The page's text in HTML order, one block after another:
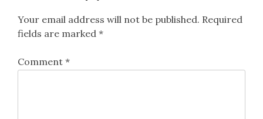
Your email address will not be published. Required
fields are marked *
Comment *